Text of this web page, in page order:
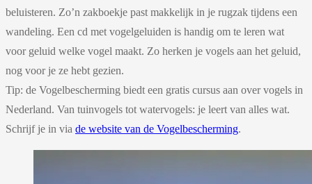
beluisteren. Zo’n zakboekje past makkelijk in je rugzak tijdens een
wandeling. Een cd met vogelgeluiden is handig om te leren wat
voor geluid welke vogel maakt. Zo herken je vogels aan het geluid,
nog voor je ze hebt gezien.
Tip: de Vogelbescherming biedt een gratis cursus aan over vogels in
Nederland. Van tuinvogels tot watervogels: je leert van alles wat.
Schrijf je in via de website van de Vogelbescherming.